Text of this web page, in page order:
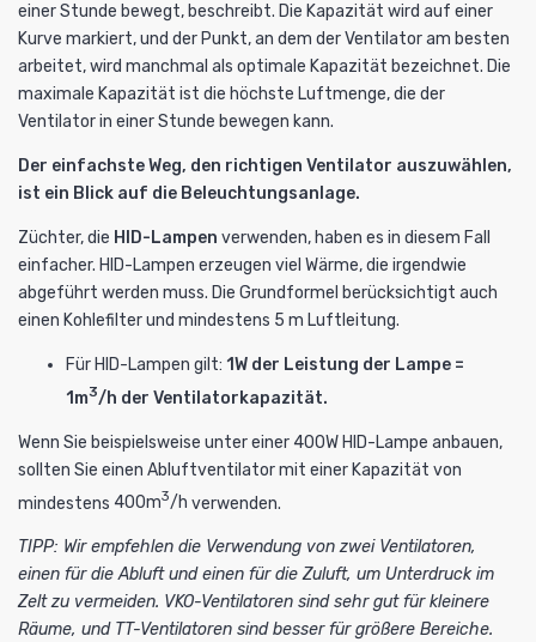
einer Stunde bewegt, beschreibt. Die Kapazität wird auf einer
Kurve markiert, und der Punkt, an dem der Ventilator am besten
arbeitet, wird manchmal als optimale Kapazität bezeichnet. Die
maximale Kapazität ist die höchste Luftmenge, die der
Ventilator in einer Stunde bewegen kann.
Der einfachste Weg, den richtigen Ventilator auszuwählen,
ist ein Blick auf die Beleuchtungsanlage.
Züchter, die HID-Lampen verwenden, haben es in diesem Fall
einfacher. HID-Lampen erzeugen viel Wärme, die irgendwie
abgeführt werden muss. Die Grundformel berücksichtigt auch
einen Kohlefilter und mindestens 5 m Luftleitung.
Für HID-Lampen gilt: 1W der Leistung der Lampe =
1m3/h der Ventilatorkapazität.
Wenn Sie beispielsweise unter einer 400W HID-Lampe anbauen,
sollten Sie einen Abluftventilator mit einer Kapazität von
mindestens 400m3/h verwenden.
TIPP: Wir empfehlen die Verwendung von zwei Ventilatoren,
einen für die Abluft und einen für die Zuluft, um Unterdruck im
Zelt zu vermeiden. VKO-Ventilatoren sind sehr gut für kleinere
Räume, und TT-Ventilatoren sind besser für größere Bereiche.